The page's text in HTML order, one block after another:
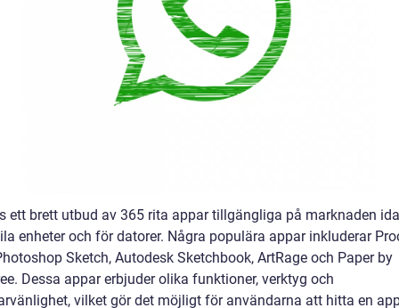
ett brett utbud av 365 rita appar tillgängliga på marknaden
enheter och för datorer. Några populära appar inkluderar
Sketch, Autodesk Sketchbook, ArtRage och Paper by
Dessa appar erbjuder olika funktioner, verktyg och
vilket gör det möjligt för användarna att hitta en